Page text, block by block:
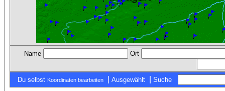
Name Ort
Du selbst Koordinaten bearbeiten Ausgewählt Suche